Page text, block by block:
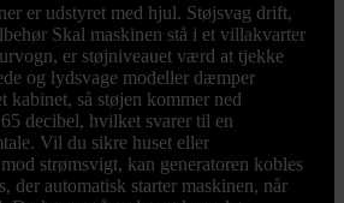
er udstyret med hjul. Støjsvag drift,
Skal maskinen stå i et villakvarter
er støjniveauet værd at tjekke
og lydsvage modeller dæmper
kabinet, så støjen kommer ned
decibel, hvilket svarer til en
Vil du sikre huset eller
strømsvigt, kan generatoren kobles
der automatisk starter maskinen, når